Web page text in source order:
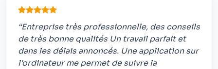
“Entreprise très professionnelle, des conseils
de très bonne qualités Un travail parfait et
dans les délais annoncés. Une application sur
l'ordinateur me permet de suivre la